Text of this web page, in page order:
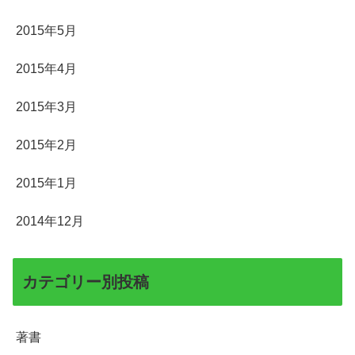
2015年5月
2015年4月
2015年3月
2015年2月
2015年1月
2014年12月
カテゴリー別投稿
著書